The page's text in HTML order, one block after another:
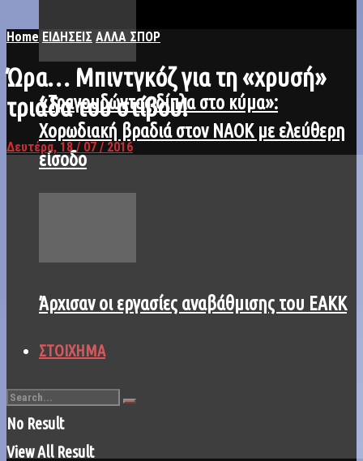
«Τραγουδώντας δίπλα στο κύμα»:
Χορωδιακή βραδιά στον ΝΑΟΚ με ελεύθερη
είσοδο
Άρχισαν οι εργασίες αναβάθμισης του ΕΑΚΚ
ΣΤΟΙΧΗΜΑ
No Result
View All Result
Home ΕΙΔΗΣΕΙΣ ΑΛΛΑ ΣΠΟΡ
Ώρα… Μπιντγκόζ για τη «χρυσή»
τριάδα του στίβου!
Δευτέρα, 18 / 07 / 2016